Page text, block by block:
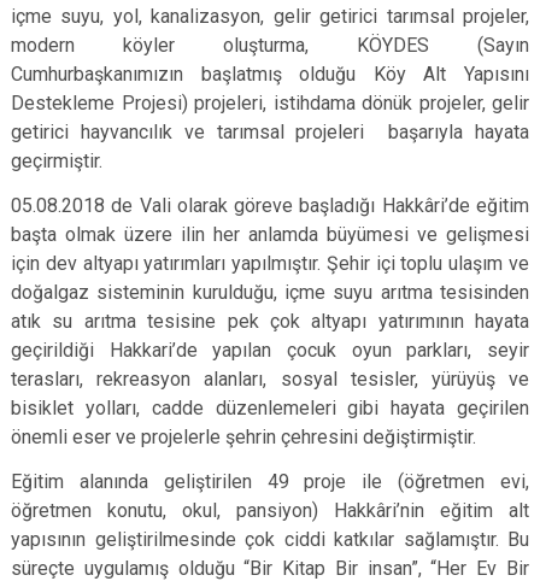
içme suyu, yol, kanalizasyon, gelir getirici tarımsal projeler,
modern köyler oluşturma, KÖYDES (Sayın
Cumhurbaşkanımızın başlatmış olduğu Köy Alt Yapısını
Destekleme Projesi) projeleri, istihdama dönük projeler, gelir
getirici hayvancılık ve tarımsal projeleri başarıyla hayata
geçirmiştir.
05.08.2018 de Vali olarak göreve başladığı Hakkâri’de eğitim
başta olmak üzere ilin her anlamda büyümesi ve gelişmesi
için dev altyapı yatırımları yapılmıştır. Şehir içi toplu ulaşım ve
doğalgaz sisteminin kurulduğu, içme suyu arıtma tesisinden
atık su arıtma tesisine pek çok altyapı yatırımının hayata
geçirildiği Hakkari’de yapılan çocuk oyun parkları, seyir
terasları, rekreasyon alanları, sosyal tesisler, yürüyüş ve
bisiklet yolları, cadde düzenlemeleri gibi hayata geçirilen
önemli eser ve projelerle şehrin çehresini değiştirmiştir.
Eğitim alanında geliştirilen 49 proje ile (öğretmen evi,
öğretmen konutu, okul, pansiyon) Hakkâri’nin eğitim alt
yapısının geliştirilmesinde çok ciddi katkılar sağlamıştır. Bu
süreçte uygulamış olduğu “Bir Kitap Bir insan”, “Her Ev Bir